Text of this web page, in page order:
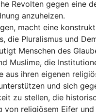
Revolten gegen eine
anzuheizen.
macht eine
die Pluralismus und
Menschen des
Muslime, die
aus ihren eigenen
und sich
zu stellen, die
von religiösem Eifer